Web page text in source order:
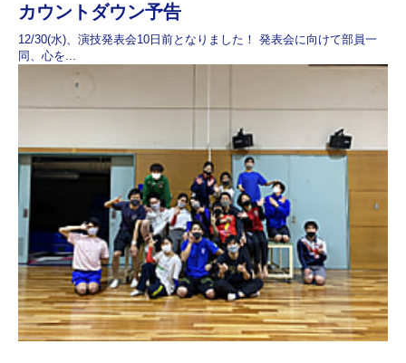
カウントダウン予告
12/30(水)、演技発表会10日前となりました！ 発表会に向けて部員一
同、心を...